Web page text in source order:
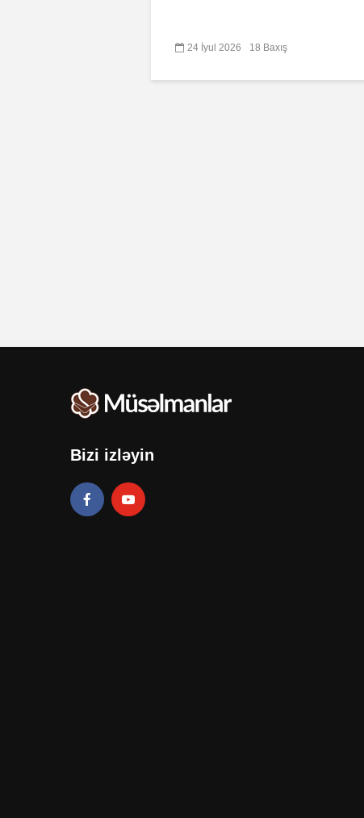
24 İyul 2026 18 Baxış
Bizi izləyin